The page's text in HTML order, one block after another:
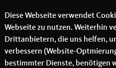
- -
Links
Diese Webseite verwendet
Webseite zu nutzen. Weiterhin
Drittanbietern, die uns helfen,
verbessern (Website-
bestimmter Dienste, benötigen